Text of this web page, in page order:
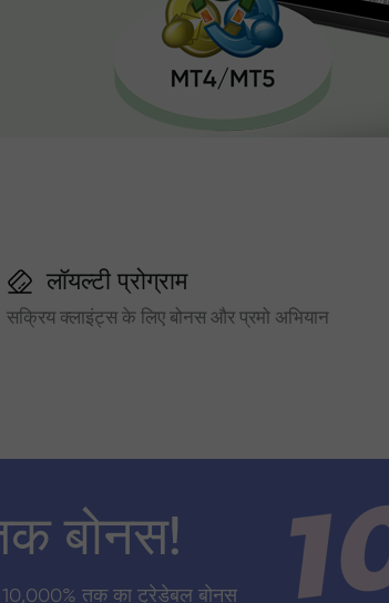
लॉयल्टी प्रोग्राम
सक्रिय क्लाइंट्स के लिए बोनस और प्रमो अभियान
बोनस!
तक का ट्रेडेबल बोनस